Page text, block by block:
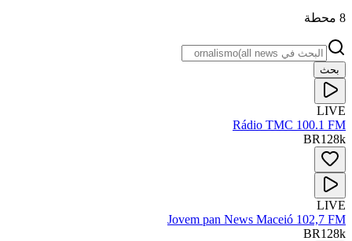
8 محطة
بحث
LIVE
Rádio TMC 100.1 FM
BR128k
LIVE
Jovem pan News Maceió 102,7 FM
BR128k